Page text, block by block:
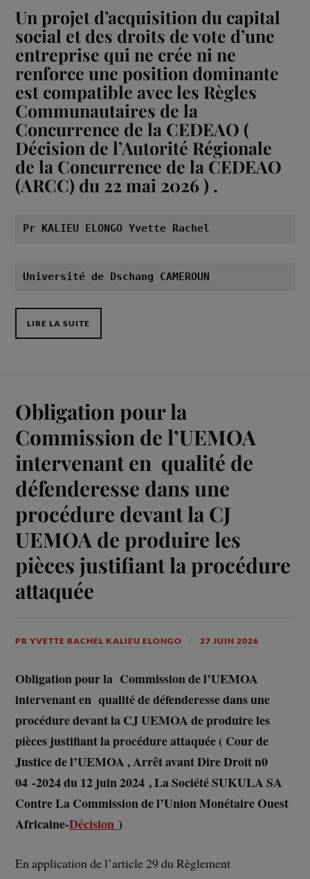
Un projet d’acquisition du capital
social et des droits de vote d’une
entreprise qui ne crée ni ne
renforce une position dominante
est compatible avec les Règles
Communautaires de la
Concurrence de la CEDEAO (
Décision de l’Autorité Régionale
de la Concurrence de la CEDEAO
(ARCC) du 22 mai 2026 ) .
Pr KALIEU ELONGO Yvette Rachel
Université de Dschang CAMEROUN
LIRE LA SUITE
Obligation pour la
Commission de l’UEMOA
intervenant en qualité de
défenderesse dans une
procédure devant la CJ
UEMOA de produire les
pièces justifiant la procédure
attaquée
PR YVETTE RACHEL KALIEU ELONGO 27 JUIN 2026
Obligation pour la Commission de l’UEMOA
intervenant en qualité de défenderesse dans une
procédure devant la CJ UEMOA de produire les
pièces justifiant la procédure attaquée ( Cour de
Justice de l’UEMOA , Arrêt avant Dire Droit n0
04 -2024 du 12 juin 2024 , La Société SUKULA SA
Contre La Commission de l’Union Monétaire Ouest
Africaine-Décision)
En application de l’article 29 du Règlement